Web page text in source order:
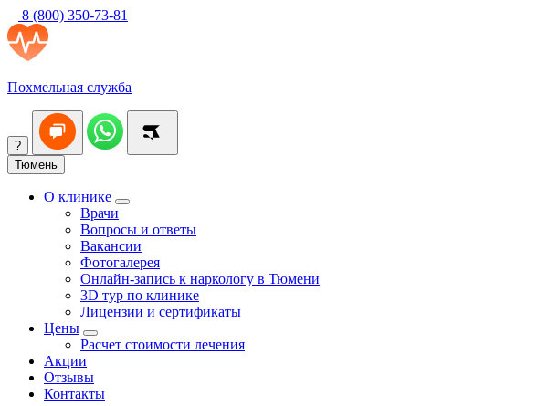
8 (800) 350-73-81
Похмельная служба
?
Тюмень
О клинике
Врачи
Вопросы и ответы
Вакансии
Фотогалерея
Онлайн-запись к наркологу в Тюмени
3D тур по клинике
Лицензии и сертификаты
Цены
Расчет стоимости лечения
Акции
Отзывы
Контакты